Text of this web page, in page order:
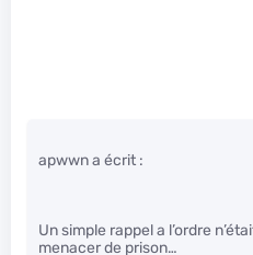
apwwn a écrit :
Un simple rappel a l’ordre
menacer de prison…